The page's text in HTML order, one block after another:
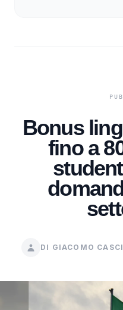
Bonus
fino a
DI GIACOMO